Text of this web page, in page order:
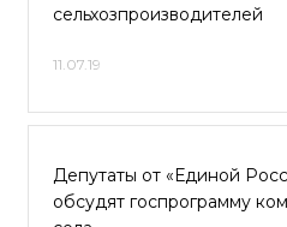
сельхозпроизводителей
11.07.19
Депутаты от «Единой
обсудят госпрограмму